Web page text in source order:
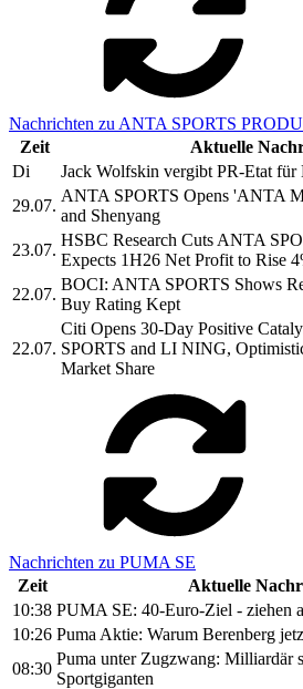
Nachrichten zu ANTA SPORTS
Zeit
Aktuelle
Di
Jack Wolfskin vergibt PR-Etat
29.07.
ANTA SPORTS Opens 'ANTA
and Shenyang
23.07.
HSBC Research Cuts ANTA
Expects 1H26 Net Profit to Rise
22.07.
BOCI: ANTA SPORTS Shows
Buy Rating Kept
22.07.
Citi Opens 30-Day Positive
SPORTS and LI NING,
Market Share
Nachrichten zu PUMA SE
Zeit
Aktuelle
10:38 PUMA SE: 40-Euro-Ziel - ziehen
10:26 Puma Aktie: Warum Berenberg
08:30
Puma unter Zugzwang: Milliardär
Sportgiganten